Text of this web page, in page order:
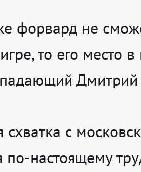
форвард не
то его место в
схватка с
по-настоящему